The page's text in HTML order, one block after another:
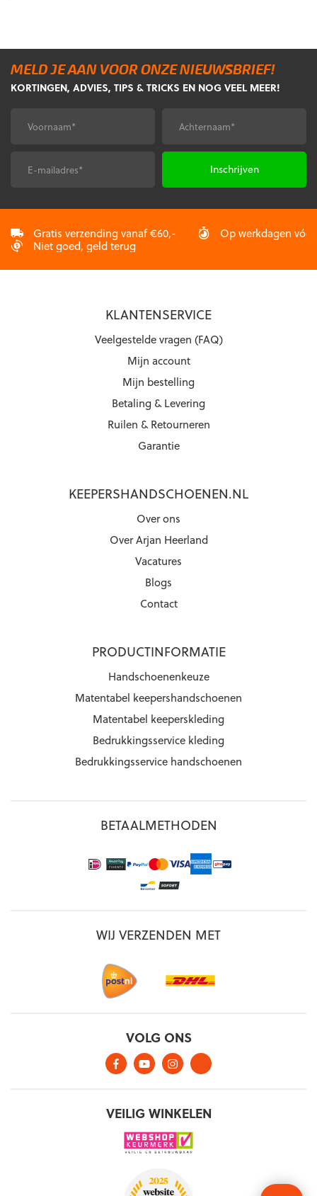
variaties.
Deze
optie
worden
productpagina
MELD JE AAN VOOR ONZE NIEUWSBRIEF!
KORTINGEN, ADVIES, TIPS & TRICKS EN NOG VEEL MEER!
Voornaam* Achternaam*
Gratis verzending vanaf €60,-
Op werkdagen
Niet goed, geld terug
KLANTENSERVICE
Veelgestelde vragen (FAQ)
Mijn account
Mijn bestelling
Betaling & Levering
Ruilen & Retourneren
Garantie
KEEPERSHANDSCHOENEN.NL
Over ons
Over Arjan Heerland
Vacatures
Blogs
Contact
PRODUCTINFORMATIE
Handschoenenkeuze
Matentabel keepershandschoenen
Matentabel keeperskleding
Bedrukkingsservice kleding
Bedrukkingsservice handschoenen
BETAALMETHODEN
WIJ VERZENDEN MET